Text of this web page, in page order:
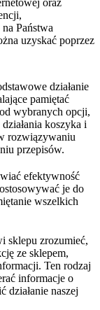
Państwa
uzyskać poprzez
działanie
pamiętać
wybranych opcji,
koszyka i
rozwiązywaniu
przepisów.
efektywność
je do
wszelkich
sklepu zrozumieć,
ze sklepem,
Ten rodzaj
informacje o
działanie naszej